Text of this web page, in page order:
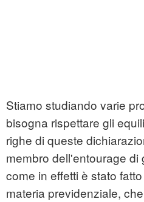
Stiamo studiando varie
bisogna rispettare gli
righe di queste
membro dell'entourage
come in effetti è stato
materia previdenziale, che